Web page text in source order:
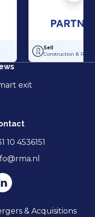
Steigerverhuur by Gilde
Acquisition of
Sell
Construction & Real
exit
10 4536151
& Acquisitions